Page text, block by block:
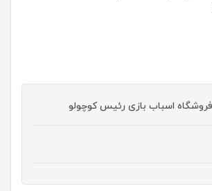
اسباب بازی رئیس کوچولو